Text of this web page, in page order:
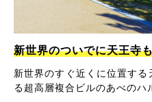
新世界のついでに天王寺
新世界のすぐ近くに位置す
る超高層複合ビルのあべのハ